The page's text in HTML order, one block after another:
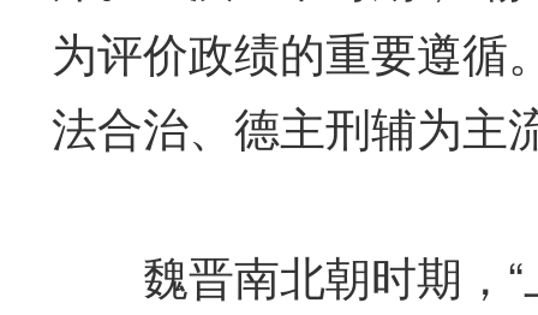
为评价政绩的重要遵循
法合治、德主刑辅为主
魏晋南北朝时期，“